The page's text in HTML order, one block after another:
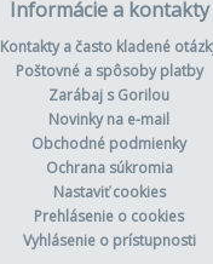
Informácie a kontakty
Kontakty a často kladené
Poštovné a spôsoby platby
Zarábaj s Gorilou
Novinky na e-mail
Obchodné podmienky
Ochrana súkromia
Nastaviť cookies
Prehlásenie o cookies
Vyhlásenie o prístupnosti